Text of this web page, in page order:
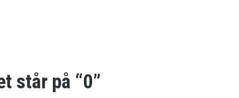
står på “0”